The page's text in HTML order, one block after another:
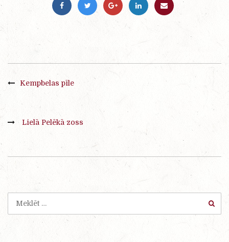
Kempbelas pīle
Lielā Pelēkā zoss